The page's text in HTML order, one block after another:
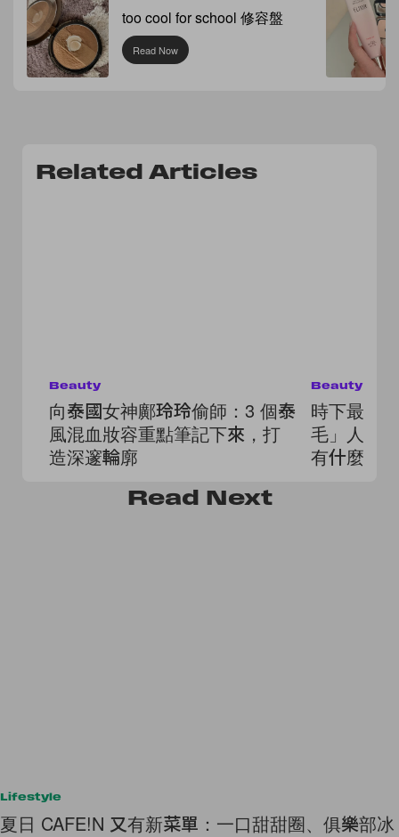
too cool for school 修容盤
Read Now
Related Articles
Beauty
向泰國女神鄺玲玲偷師：3 個泰
風混血妝容重點筆記下來，打
造深邃輪廓
Beauty
時下最流
毛」人人
有什麼該
Read Next
Lifestyle
夏日 CAFE!N 又有新菜單：一口甜甜圈、俱樂部冰